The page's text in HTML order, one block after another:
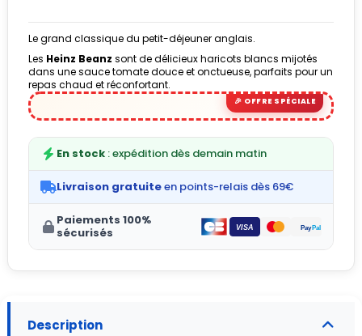
(1 avis)
Le grand classique du petit-déjeuner anglais.
Les Heinz Beanz sont de délicieux haricots blancs mijotés
dans une sauce tomate douce et onctueuse, parfaits pour un
repas chaud et réconfortant.
En stock : expédition dès demain matin
Livraison gratuiteen points-relais dès 69€
Paiements 100%
sécurisés
Description